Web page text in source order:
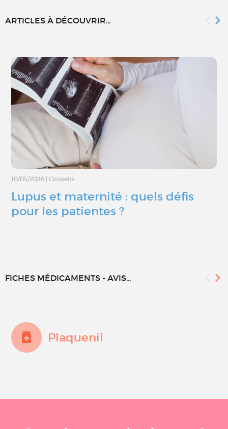
ARTICLES À DÉCOUVRIR...
10/05/2026 Conseils
Lupus et maternité : quels défis
pour les patientes ?
FICHES MÉDICAMENTS - AVIS...
Plaquenil